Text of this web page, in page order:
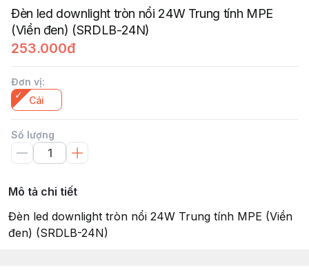
Đèn led downlight tròn nổi 24W Trung tính MPE
(Viền đen) (SRDLB-24N)
253.000đ
Đơn vị:
Cái
Số lượng
Mô tả chi tiết
Đèn led downlight tròn nổi 24W Trung tính MPE (Viền
đen) (SRDLB-24N)